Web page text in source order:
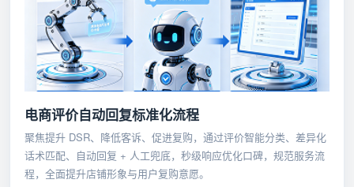
电商评价自动回复标准化流程
聚焦提升 DSR、降低客诉、促进复购，通过评价智能分类、差异化
话术匹配、自动回复 + 人工兜底，秒级响应优化口碑，规范服务流
程，全面提升店铺形象与用户复购意愿。